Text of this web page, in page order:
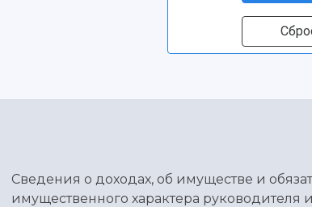
Сведения о доходах, об имуществе и
имущественного характера руководителя